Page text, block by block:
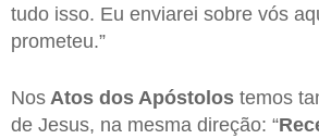
tudo isso. Eu enviarei sobre vós
prometeu.”
Nos Atos dos Apóstolos temos
de Jesus, na mesma direção: “